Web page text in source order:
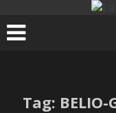
al
contenido
Tag: BELIO-